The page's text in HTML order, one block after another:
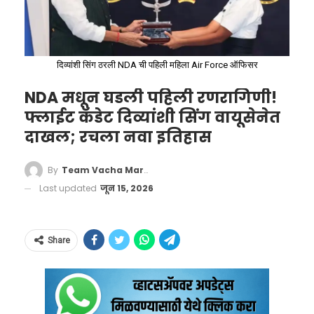
वाचा मराठी’चे व्हॉट्सॲप चॅनेल येथे फॉलो करा!
‘वाचा मराठी’चा व्हॉट्सअप ग्रुप जॉईन करण्यासाठी येथे
क्लिक करा!
वाचा मराठी’चा व्हॉट्सअप ग्रुप-3 जॉईन करण्यासाठी येथे
क्लिक करा!
‘वाचा मराठी’चा व्हॉट्सअप ग्रुप-2 जॉईन करण्यासाठी येथे
क्लिक करा!
Govt Tightens Cough Syrup
Rules, Prescription Needed for
More
दिव्यांशी सिंग ठरली NDA ची पहिली महिला Air Force ऑफिसर
NDA मधून घडली पहिली रणरागिणी!
फ्लाईट कॅडेट दिव्यांशी सिंग वायूसेनेत
दाखल; रचला नवा इतिहास
By Team Vacha Marathi
Last updated जून 15, 2026
Share